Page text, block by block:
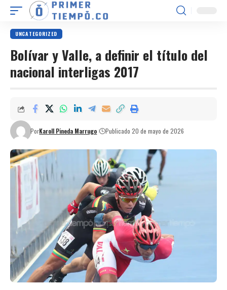
UNCATEGORIZED
Bolívar y Valle, a definir el título del
nacional interligas 2017
PorKaroll Pineda Marrugo Publicado 20 de mayo de 2026